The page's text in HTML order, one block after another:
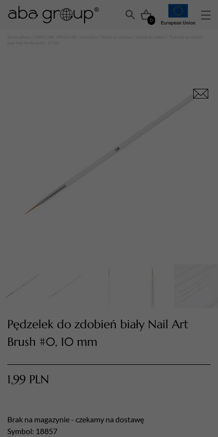
0
TWÓJ KOSZYK (
MANICURE I PEDICURE Narzędzia Pędzle do manicure Pędzle do zdobień
/ Pędzelek do zdobień
biały Nail Art Brush #0, 10 mm
Pędzelek do zdobień biały Nail Art
Brush #0, 10 mm
1,99 PLN
Brak na magazynie - czekamy na dostawę
Symbol: 18857